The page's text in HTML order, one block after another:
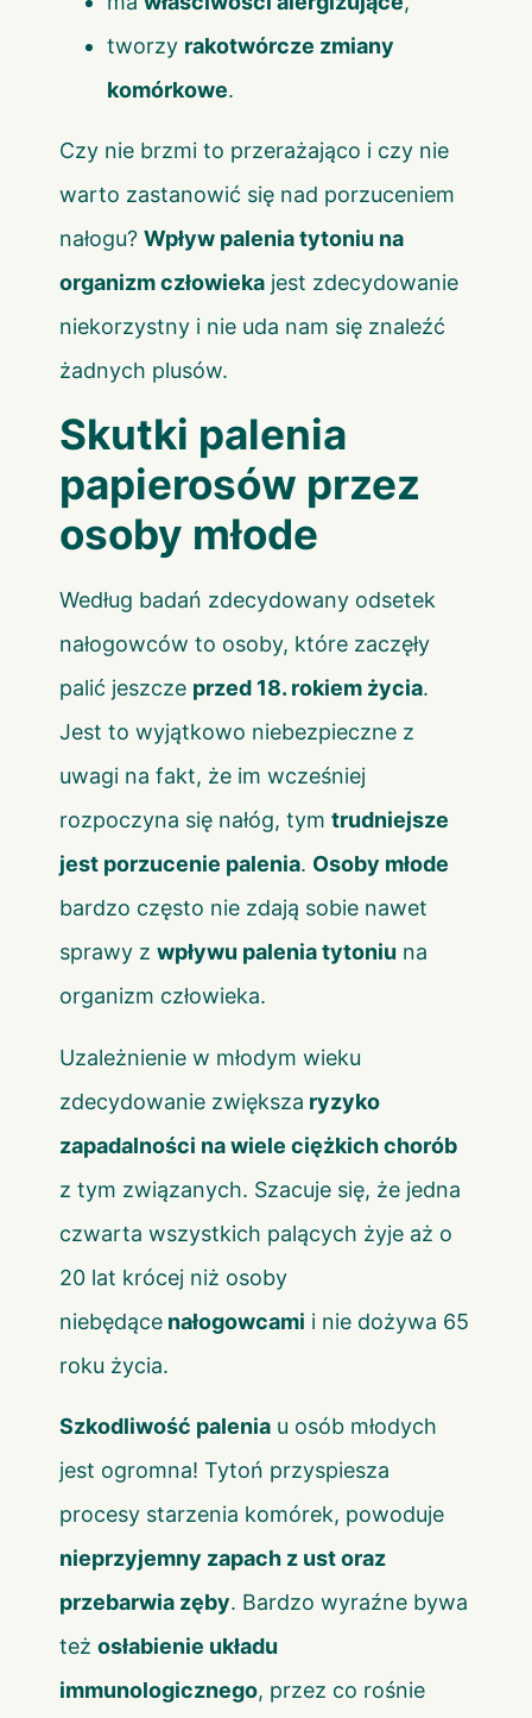
tworzy rakotwórcze zmiany
komórkowe.
Czy nie brzmi to przerażająco i czy nie
warto zastanowić się nad porzuceniem
nałogu? Wpływ palenia tytoniu na
organizm człowieka jest zdecydowanie
niekorzystny i nie uda nam się znaleźć
żadnych plusów.
Skutki palenia
papierosów przez
osoby młode
Według badań zdecydowany odsetek
nałogowców to osoby, które zaczęły
palić jeszcze przed 18. rokiem życia.
Jest to wyjątkowo niebezpieczne z
uwagi na fakt, że im wcześniej
rozpoczyna się nałóg, tym trudniejsze
jest porzucenie palenia. Osoby młode
bardzo często nie zdają sobie nawet
sprawy z wpływu palenia tytoniu na
organizm człowieka.
Uzależnienie w młodym wieku
zdecydowanie zwiększa ryzyko
zapadalności na wiele ciężkich chorób
z tym związanych. Szacuje się, że jedna
czwarta wszystkich palących żyje aż o
20 lat krócej niż osoby
niebędące nałogowcami i nie dożywa 65
roku życia.
Szkodliwość palenia u osób młodych
jest ogromna! Tytoń przyspiesza
procesy starzenia komórek, powoduje
nieprzyjemny zapach z ust oraz
przebarwia zęby. Bardzo wyraźne bywa
też osłabienie układu
immunologicznego, przez co rośnie